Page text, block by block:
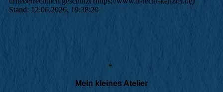
Stand: 12.06.2026, 19:38:20
*
Mein kleines Atelier